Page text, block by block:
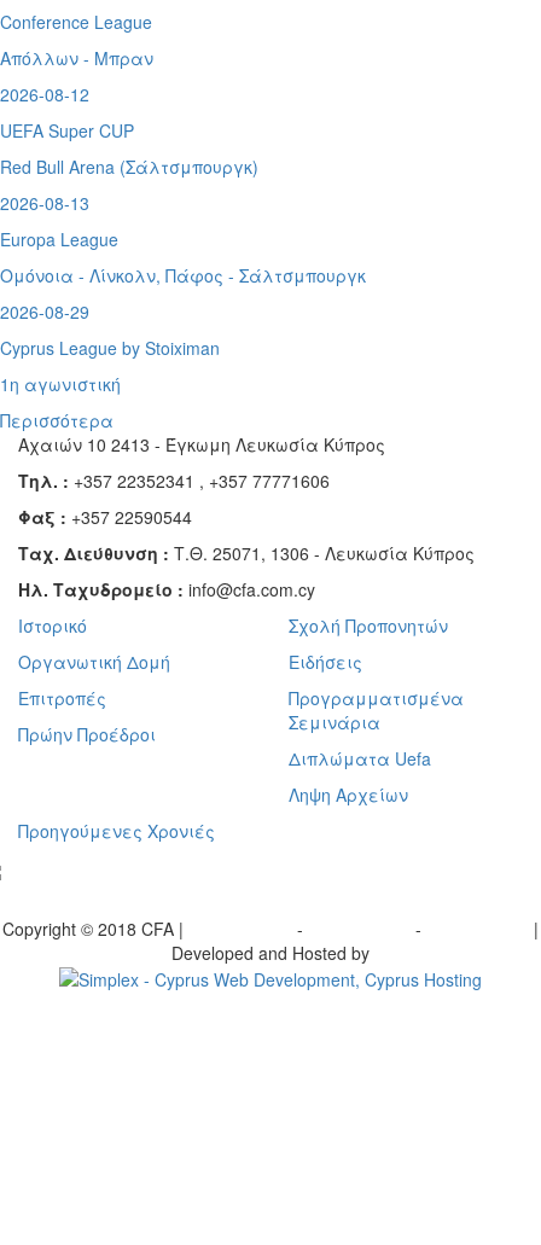
Conference League
Απόλλων - Μπραν
2026-08-12
UEFA Super CUP
Red Bull Arena (Σάλτσμπουργκ)
2026-08-13
Europa League
Ομόνοια - Λίνκολν, Πάφος - Σάλτσμπουργκ
2026-08-29
Cyprus League by Stoiximan
1η αγωνιστική
Περισσότερα
Αχαιών 10 2413 - Έγκωμη Λευκωσία Κύπρος
Τηλ. : +357 22352341 , +357 77771606
Φαξ : +357 22590544
Ταχ. Διεύθυνση : Τ.Θ. 25071, 1306 - Λευκωσία Κύπρος
Ηλ. Ταχυδρομείο : info@cfa.com.cy
Ιστορικό
Οργανωτική Δομή
Επιτροπές
Πρώην Προέδροι
Σχολή Προπονητών
Ειδήσεις
Προγραμματισμένα
Σεμινάρια
Διπλώματα Uefa
Ληψη Αρχείων
Προηγούμενες Χρονιές
Copyright © 2018 CFA | - -
|
Developed and Hosted by